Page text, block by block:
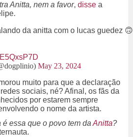
Anitta, nem a favor, disse a
da anitta com o lucas guedez 🙃
May 23, 2024
muito para que a declaração
sociais, né? Afinal, os fãs da
por estarem sempre
o nome da artista.
essa que o povo tem da Anitta?